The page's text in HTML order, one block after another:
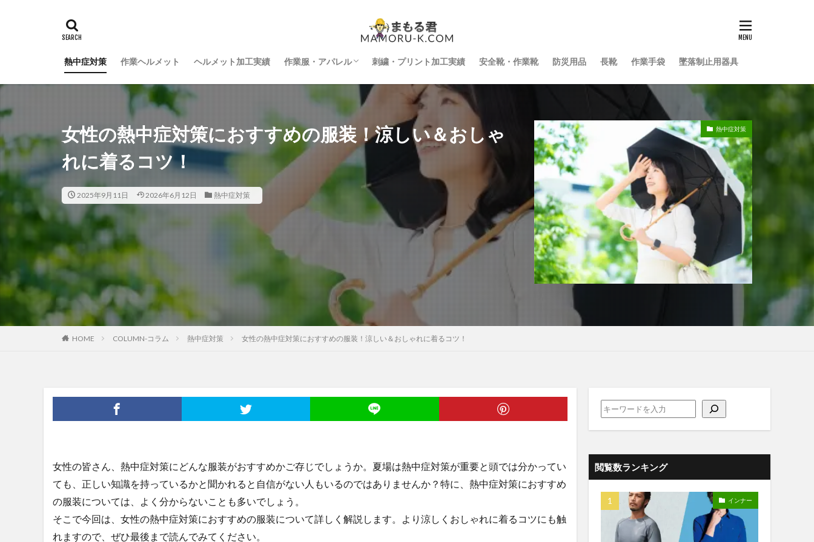
熱中症対策 作業ヘルメット ヘルメット加工実績 作業服・アパレル
インナー
空調服
防寒着
刺繍・プリント加工
刺繍・プリント加工実績 安全靴・作業靴 防災用品 長靴 作業手袋 墜落制止用器具
女性の熱中症対策におすすめの服装！涼しい＆おしゃ
れに着るコツ！
2025年9月11日 2026年6月12日 熱中症対策
熱中症対策
HOME COLUMN-コラム 熱中症対策 女性の熱中症対策におすすめの服装！涼しい＆おしゃれに着るコツ！
女性の皆さん、熱中症対策にどんな服装がおすすめかご存じでしょうか。夏場は熱中症対策が重要と頭では分かってい
ても、正しい知識を持っているかと聞かれると自信がない人もいるのではありませんか？特に、熱中症対策におすすめ
の服装については、よく分からないことも多いでしょう。
そこで今回は、女性の熱中症対策におすすめの服装について詳しく解説します。より涼しくおしゃれに着るコツにも触
れますので、ぜひ最後まで読んでみてください。
閲覧数ランキング
インナー